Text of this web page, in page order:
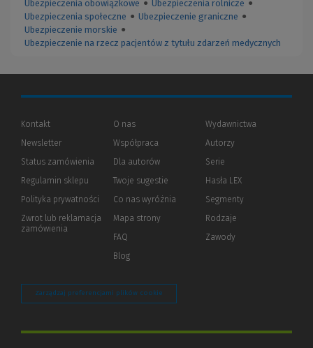
Ubezpieczenia obowiązkowe ● Ubezpieczenia rolnicze ●
Ubezpieczenia społeczne ● Ubezpieczenie graniczne ●
Ubezpieczenie morskie ●
Ubezpieczenie na rzecz pacjentów z tytułu zdarzeń medycznych
Kontakt
Newsletter
Status zamówienia
Regulamin sklepu
Polityka prywatności (Nowe
(Link
innej
Zwrot lub reklamacja
zamówienia
O nas
Współpraca
Dla autorów(Nowe
(Link
innej
Twoje sugestie
Co nas wyróżnia
Mapa strony
FAQ
Blog
Wydawnictwa
Autorzy
Serie
Hasła LEX
Segmenty
Rodzaje
Zawody
Zarządzaj preferencjami plików cookie